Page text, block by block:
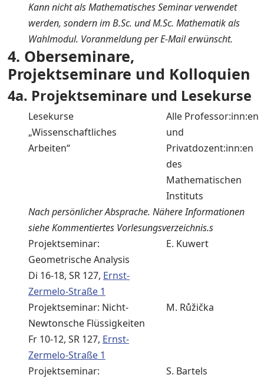
Kann nicht als Mathematisches Seminar verwendet
werden, sondern im B.Sc. und M.Sc. Mathematik als
Wahlmodul. Voranmeldung per E-Mail erwünscht.
4. Oberseminare,
Projektseminare und Kolloquien
4a. Projektseminare und Lesekurse
Lesekurse
„Wissenschaftliches
Arbeiten“
Alle Professor:inn:en
und
Privatdozent:inn:en
des
Mathematischen
Instituts
Nach persönlicher Absprache. Nähere Informationen
siehe Kommentiertes Vorlesungsverzeichnis.s
Projektseminar:
Geometrische Analysis
E. Kuwert
Di 16-18, SR 127, Ernst-
Zermelo-Straße 1
Projektseminar: Nicht-
Newtonsche Flüssigkeiten
M. Růžička
Fr 10-12, SR 127, Ernst-
Zermelo-Straße 1
Projektseminar:
S. Bartels